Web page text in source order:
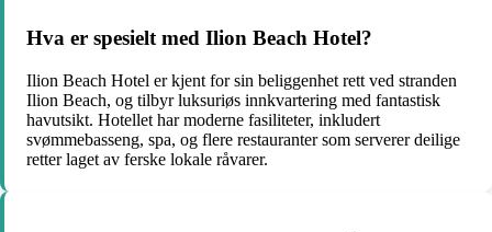
Hva er spesielt med Ilion Beach Hotel?
Ilion Beach Hotel er kjent for sin beliggenhet rett ved stranden
Ilion Beach, og tilbyr luksuriøs innkvartering med fantastisk
havutsikt. Hotellet har moderne fasiliteter, inkludert
svømmebasseng, spa, og flere restauranter som serverer deilige
retter laget av ferske lokale råvarer.